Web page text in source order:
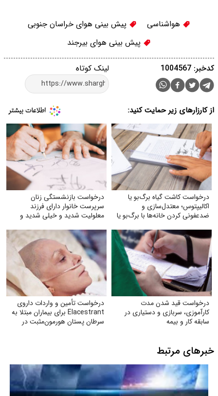
هواشناسی
پیش بینی هوای خراسان جنوبی
پیش بینی هوای بیرجند
لینک کوتاه کدخبر: 1004567
از کارزارهای زیر حمایت کنید:
درخواست کاشت گیاه برگ‌بو یا
اکالیپتوس؛ معتدل‌سازی و
ضدعفونی کردن خانه‌ها با برگ‌بو یا
درخواست بازنشستگی زنان
سرپرست خانوار دارای فرزند
معلولیت شدید و خیلی شدید و
زیان‌آور
درخواست قید شدن مدت
کارآموزی، سربازی و دستیاری در
سابقه کار و بیمه
درخواست تأمین و واردات داروی
Elacestrant برای بیماران مبتلا به
سرطان پستان هورمون‌مثبت در
خبرهای مرتبط